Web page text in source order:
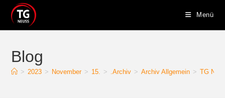
Inhalt
springen
Menü
Blog
> 2023 > November > 15. > .Archiv > Archiv Allgemein > TG